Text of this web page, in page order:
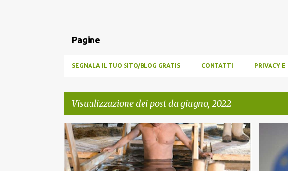
Pagine
SEGNALA IL TUO SITO/BLOG GRATIS CONTATTI PRIVACY E
Visualizzazione dei post da giugno, 2022
P
o
s
GUERRA UCRAINA NEWS POLITICA